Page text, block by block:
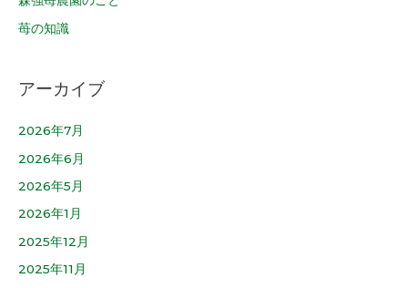
苺の知識
アーカイブ
2026年7月
2026年6月
2026年5月
2026年1月
2025年12月
2025年11月